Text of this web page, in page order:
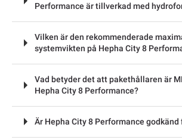
Performance är tillverkad med
Vilken är den rekommenderade
systemvikten på Hepha City 8
Vad betyder det att pakethållaren är
Hepha City 8 Performance?
Är Hepha City 8 Performance